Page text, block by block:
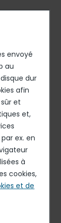
du
un des
sa
2016. La
envoyé
au
dur
afin
et
et,
ex. en
à
cookies,
et de